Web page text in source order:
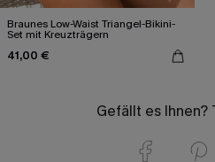
Braunes Low-Waist Triangel-Bikini-
Set mit Kreuzträgern
41,00 €
Gefällt es Ihnen?